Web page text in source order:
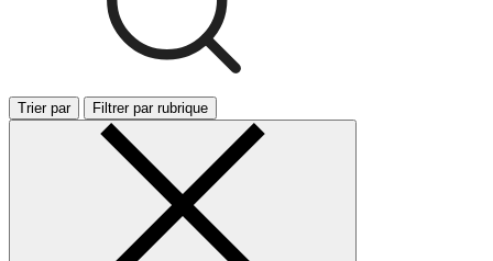
Trier par Filtrer par rubrique